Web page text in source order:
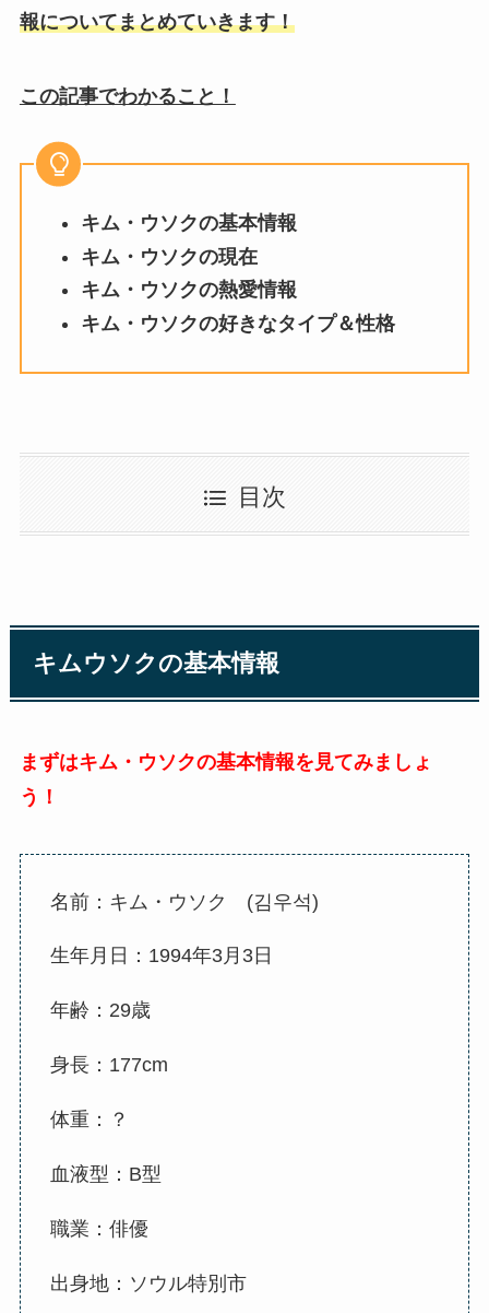
報についてまとめていきます！
この記事でわかること！
キム・ウソクの基本情報
キム・ウソクの現在
キム・ウソクの熱愛情報
キム・ウソクの好きなタイプ＆性格
目次
キムウソクの基本情報
まずはキム・ウソクの基本情報を見てみましょ
う！
名前：キム・ウソク (김우석)
生年月日：1994年3月3日
年齢：29歳
身長：177cm
体重：？
血液型：B型
職業：俳優
出身地：ソウル特別市